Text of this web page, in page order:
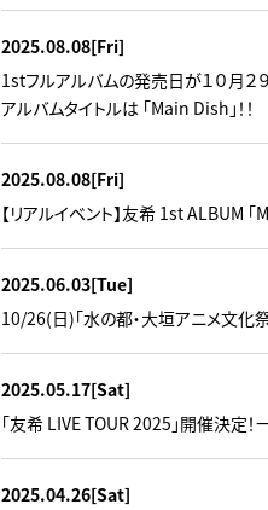
2025.08.08[Fri]
1stフルアルバムの発売日が１０月２
アルバムタイトルは 「Main Dish」！！
2025.08.08[Fri]
【リアルイベント】友希 1st ALBUM
2025.06.03[Tue]
10/26(日)「水の都・大垣アニメ文化
2025.05.17[Sat]
「友希 LIVE TOUR 2025」開催決定！
2025.04.26[Sat]